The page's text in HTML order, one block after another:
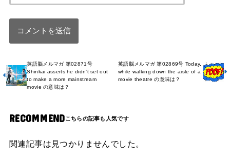
英語脳メルマガ 第02871号
Shinkai asserts he didn't set out
to make a more mainstream
movie の意味は？
英語脳メルマガ 第02869号 Today,
while walking down the aisle of a
movie theatre の意味は？
RECOMMEND
関連記事は見つかりませんでした。